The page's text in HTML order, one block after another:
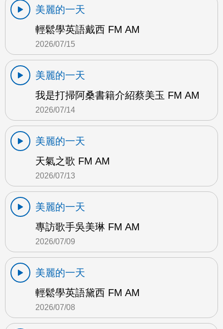
美麗的一天
輕鬆學英語戴西 FM AM
2026/07/15
美麗的一天
我是打掃阿桑書籍介紹蔡美玉 FM AM
2026/07/14
美麗的一天
天氣之歌 FM AM
2026/07/13
美麗的一天
專訪歌手吳美琳 FM AM
2026/07/09
美麗的一天
輕鬆學英語黛西 FM AM
2026/07/08